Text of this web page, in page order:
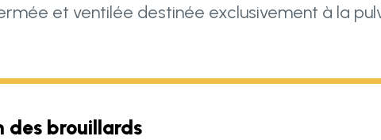
et ventilée destinée exclusivement à la
des brouillards